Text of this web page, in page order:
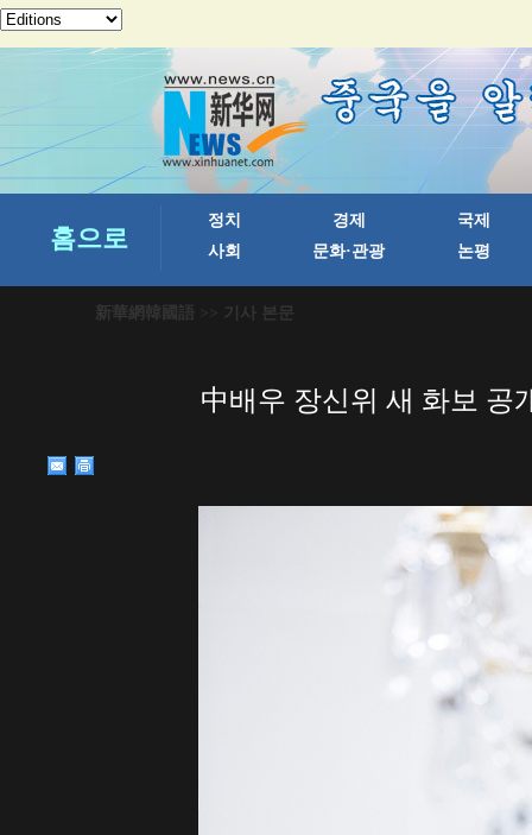
新華網韓國語 >> 기사 본문
中배우 장신위 새 화보 공